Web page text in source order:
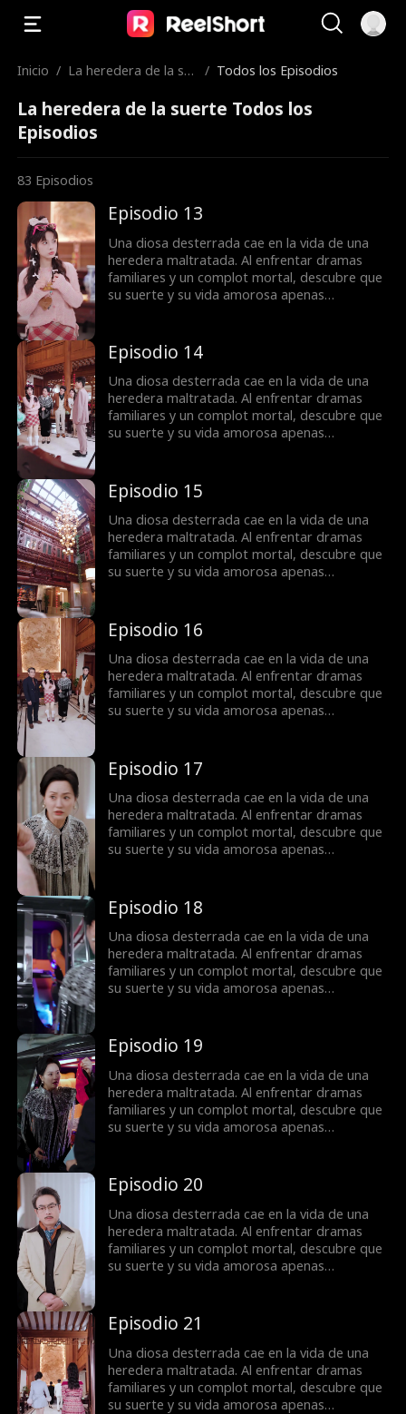
Inicio / La heredera de la su
/ Todos los Episodios
La heredera de la suerte Todos los
Episodios
83 Episodios
Episodio 13
Una diosa desterrada cae en la vida de una
heredera maltratada. Al enfrentar dramas
familiares y un complot mortal, descubre que
su suerte y su vida amorosa apenas
Episodio 14
Una diosa desterrada cae en la vida de una
heredera maltratada. Al enfrentar dramas
familiares y un complot mortal, descubre que
su suerte y su vida amorosa apenas
Episodio 15
Una diosa desterrada cae en la vida de una
heredera maltratada. Al enfrentar dramas
familiares y un complot mortal, descubre que
su suerte y su vida amorosa apenas
Episodio 16
Una diosa desterrada cae en la vida de una
heredera maltratada. Al enfrentar dramas
familiares y un complot mortal, descubre que
su suerte y su vida amorosa apenas
Episodio 17
Una diosa desterrada cae en la vida de una
heredera maltratada. Al enfrentar dramas
familiares y un complot mortal, descubre que
su suerte y su vida amorosa apenas
Episodio 18
Una diosa desterrada cae en la vida de una
heredera maltratada. Al enfrentar dramas
familiares y un complot mortal, descubre que
su suerte y su vida amorosa apenas
Episodio 19
Una diosa desterrada cae en la vida de una
heredera maltratada. Al enfrentar dramas
familiares y un complot mortal, descubre que
su suerte y su vida amorosa apenas
Episodio 20
Una diosa desterrada cae en la vida de una
heredera maltratada. Al enfrentar dramas
familiares y un complot mortal, descubre que
su suerte y su vida amorosa apenas
Episodio 21
Una diosa desterrada cae en la vida de una
heredera maltratada. Al enfrentar dramas
familiares y un complot mortal, descubre que
su suerte y su vida amorosa apenas